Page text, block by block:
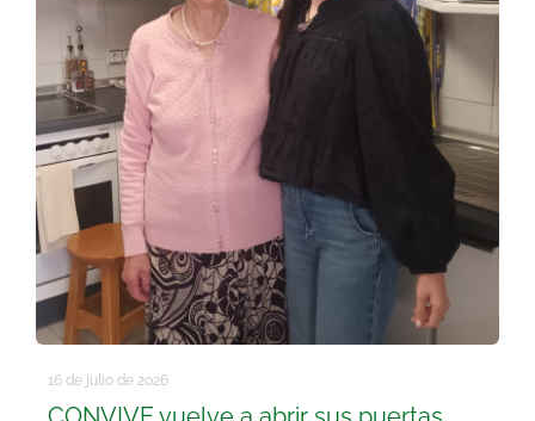
16 de julio de 2026